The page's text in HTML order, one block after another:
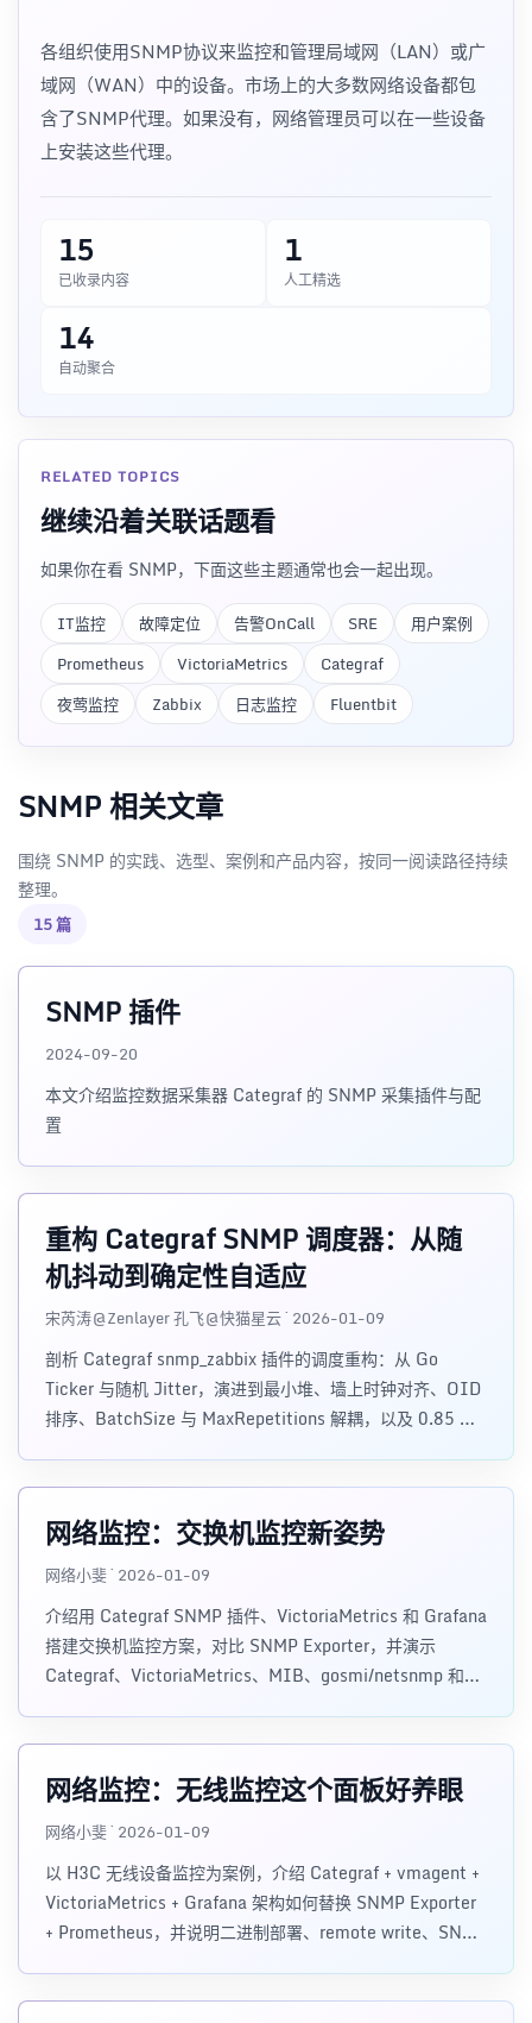
各组织使用SNMP协议来监控和管理局域网（LAN）或广
域网（WAN）中的设备。市场上的大多数网络设备都包
含了SNMP代理。如果没有，网络管理员可以在一些设备
上安装这些代理。
15
已收录内容
1
人工精选
14
自动聚合
RELATED TOPICS
继续沿着关联话题看
如果你在看 SNMP，下面这些主题通常也会一起出现。
IT监控 故障定位 告警OnCall SRE
用户案例
Prometheus
VictoriaMetrics
Categraf
夜莺监控
Zabbix 日志监控 Fluentbit
SNMP 相关文章
围绕 SNMP 的实践、选型、案例和产品内容，按同一阅读路径持续
整理。
15 篇
SNMP 插件
2024-09-20
本文介绍监控数据采集器 Categraf 的 SNMP 采集插件与配
置
重构 Categraf SNMP 调度器：从随
机抖动到确定性自适应
宋芮涛@Zenlayer 孔飞@快猫星云 · 2026-01-09
剖析 Categraf snmp_zabbix 插件的调度重构：从 Go
Ticker 与随机 Jitter，演进到最小堆、墙上时钟对齐、OID
排序、BatchSize 与 MaxRepetitions 解耦，以及 0.85 因
网络监控：交换机监控新姿势
网络小斐 · 2026-01-09
介绍用 Categraf SNMP 插件、VictoriaMetrics 和 Grafana
搭建交换机监控方案，对比 SNMP Exporter，并演示
Categraf、VictoriaMetrics、MIB、gosmi/netsnmp 和
网络监控：无线监控这个面板好养眼
网络小斐 · 2026-01-09
以 H3C 无线设备监控为案例，介绍 Categraf + vmagent +
VictoriaMetrics + Grafana 架构如何替换 SNMP Exporter
+ Prometheus，并说明二进制部署、remote write、SNMP